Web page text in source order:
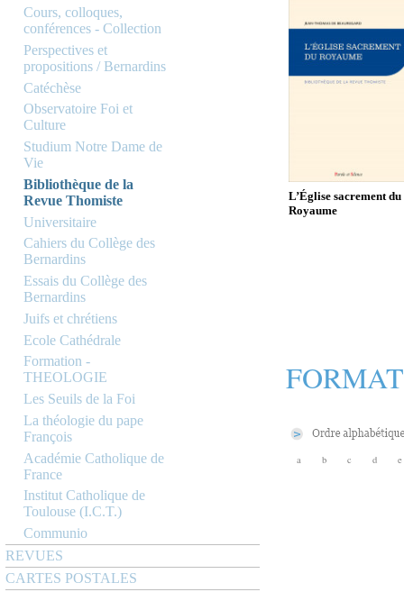
Cours, colloques,
conférences - Collection
Perspectives et
propositions / Bernardins
Catéchèse
Observatoire Foi et
Culture
Studium Notre Dame de
Vie
Bibliothèque de la
Revue Thomiste
Universitaire
Cahiers du Collège des
Bernardins
Essais du Collège des
Bernardins
Juifs et chrétiens
Ecole Cathédrale
Formation -
THEOLOGIE
Les Seuils de la Foi
La théologie du pape
François
Académie Catholique de
France
Institut Catholique de
Toulouse (I.C.T.)
Communio
REVUES
CARTES POSTALES
L’Église sacrement du
Royaume
a b c d e